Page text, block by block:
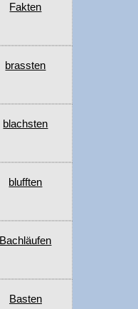
Fakten
brassten
blachsten
blufften
Bachläufen
Basten